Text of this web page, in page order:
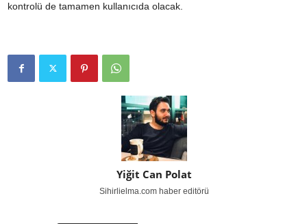
kontrolü de tamamen kullanıcıda olacak.
Yiğit Can Polat
Sihirlielma.com haber editörü